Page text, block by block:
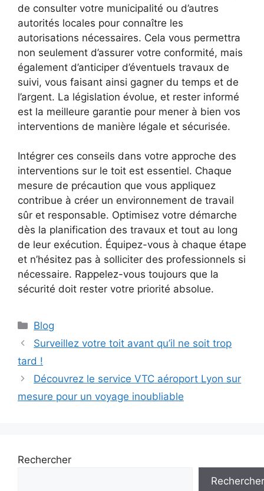
de consulter votre municipalité ou d’autres
autorités locales pour connaître les
autorisations nécessaires. Cela vous permettra
non seulement d’assurer votre conformité, mais
également d’anticiper d’éventuels travaux de
suivi, vous faisant ainsi gagner du temps et de
l’argent. La législation évolue, et rester informé
est la meilleure garantie pour mener à bien vos
interventions de manière légale et sécurisée.
Intégrer ces conseils dans votre approche des
interventions sur le toit est essentiel. Chaque
mesure de précaution que vous appliquez
contribue à créer un environnement de travail
sûr et responsable. Optimisez votre démarche
dès la planification des travaux et tout au long
de leur exécution. Équipez-vous à chaque étape
et n’hésitez pas à solliciter des professionnels si
nécessaire. Rappelez-vous toujours que la
sécurité doit rester votre priorité absolue.
Catégories
Blog
Surveillez votre toit avant qu’il ne soit trop
tard !
Découvrez le service VTC aéroport Lyon sur
mesure pour un voyage inoubliable
Rechercher
Rechercher